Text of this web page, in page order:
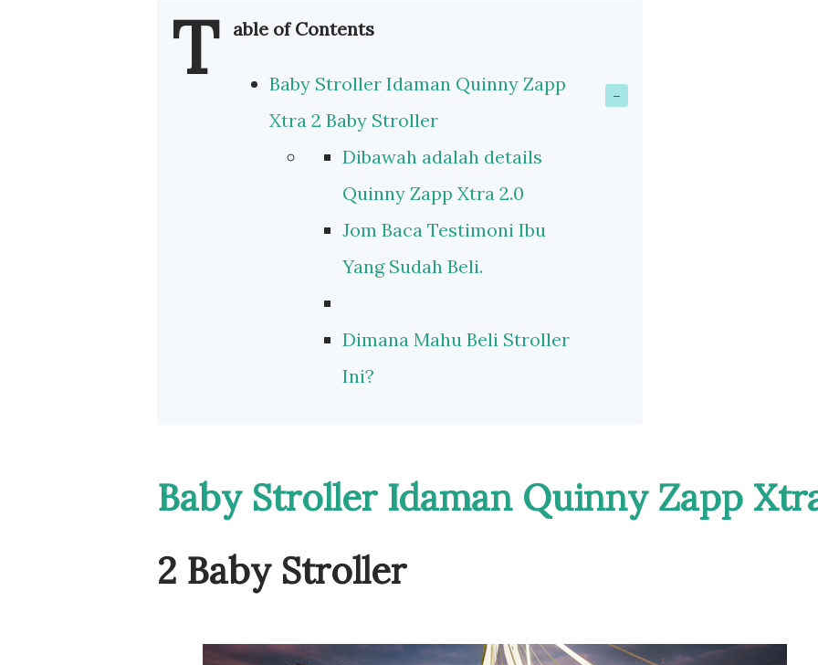
T able of Contents
Baby Stroller Idaman Quinny Zapp
Xtra 2 Baby Stroller
Dibawah adalah details
Quinny Zapp Xtra 2.0
Jom Baca Testimoni Ibu
Yang Sudah Beli.
Dimana Mahu Beli Stroller
Ini?
Baby Stroller Idaman Quinny Zapp
2 Baby Stroller